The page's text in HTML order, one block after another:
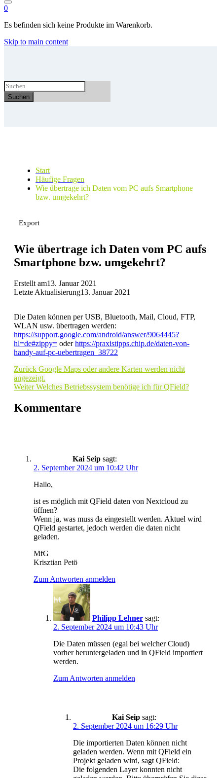
0
Es befinden sich keine Produkte im Warenkorb.
Skip to main content
Suchen
Start
Häufige Fragen
Wie übertrage ich Daten vom PC aufs Smartphone
bzw. umgekehrt?
Export
Wie übertrage ich Daten vom PC aufs
Smartphone bzw. umgekehrt?
Erstellt am13. Januar 2021
Letzte Aktualisierung13. Januar 2021
Die Daten können per USB, Bluetooth, Mail, Cloud, FTP,
WLAN usw. übertragen werden:
https://support.google.com/android/answer/9064445?
hl=de#zippy= oderhttps://praxistipps.chip.de/daten-von-
handy-auf-pc-uebertragen_38722
Zurück Google Maps oder andere Karten werden nicht
angezeigt.
WeiterWelches Betriebssystem benötige ich für QField?
Kommentare
Kai Seip sagt:
2. September 2024 um 10:42 Uhr
Hallo,
ist es möglich mit QField daten von Nextcloud zu
öffnen?
Wenn ja, was muss da eingestellt werden. Aktuel wird
QField gestartet, jedoch werden die daten nicht
geladen.
MfG
Krisztian Petö
Zum Antworten anmelden
Philipp Lehner sagt:
2. September 2024 um 10:43 Uhr
Die Daten müssen (egal bei welcher Cloud)
vorher heruntergeladen und in QField importiert
werden.
Zum Antworten anmelden
Kai Seip sagt:
2. September 2024 um 16:29 Uhr
Die importierten Daten können nicht
geladen werden. Wenn mit QField ein
Projekt geladen wird, sagt QField:
Die folgenden Layer konnten nicht